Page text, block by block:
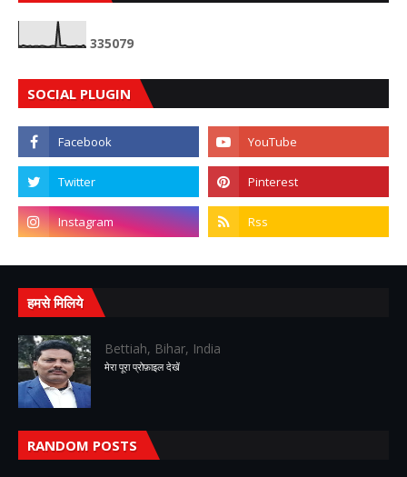
335079
SOCIAL PLUGIN
हमसे मिलिये
Bettiah, Bihar, India
मेरा पूरा प्रोफ़ाइल देखें
RANDOM POSTS